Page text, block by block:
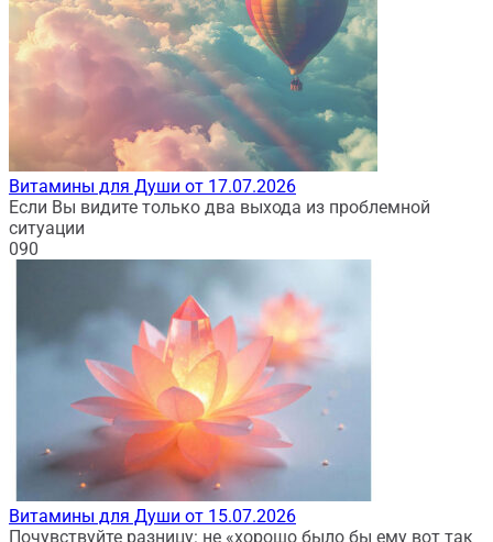
Витамины для Души от 17.07.2026
Если Вы видите только два выхода из проблемной
ситуации
090
Витамины для Души от 15.07.2026
Почувствуйте разницу: не «хорошо было бы ему вот так